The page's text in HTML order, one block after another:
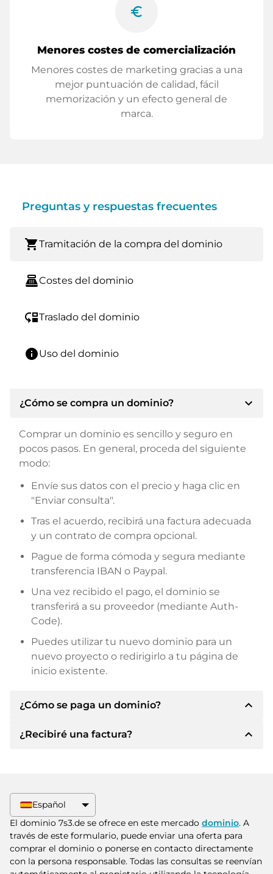
euro_symbol
Menores costes de comercialización
Menores costes de marketing gracias a una
mejor puntuación de calidad, fácil
memorización y un efecto general de
marca.
Preguntas y respuestas frecuentes
shopping_cartTramitación de la compra del dominio
point_of_saleCostes del dominio
move_downTraslado del dominio
infoUso del dominio
¿Cómo se compra un dominio? expand_more
Comprar un dominio es sencillo y seguro en
pocos pasos. En general, proceda del siguiente
modo:
Envíe sus datos con el precio y haga clic en
"Enviar consulta".
Tras el acuerdo, recibirá una factura adecuada
y un contrato de compra opcional.
Pague de forma cómoda y segura mediante
transferencia IBAN o Paypal.
Una vez recibido el pago, el dominio se
transferirá a su proveedor (mediante Auth-
Code).
Puedes utilizar tu nuevo dominio para un
nuevo proyecto o redirigirlo a tu página de
inicio existente.
¿Cómo se paga un dominio? expand_less
Tras llegar a un acuerdo, el propietario le
Paypal u otros métodos de pago.
Indique siempre el nombre de dominio y el
número de factura al realizar la transferencia.
¿Recibiré una factura? expand_less
superiores, también recibirá un contrato de
compra adicional si lo solicita.
Español
El dominio 7s3.de se ofrece en este mercado dominio. A
través de este formulario, puede enviar una oferta para
comprar el dominio o ponerse en contacto directamente
con la persona responsable. Todas las consultas se reenvían